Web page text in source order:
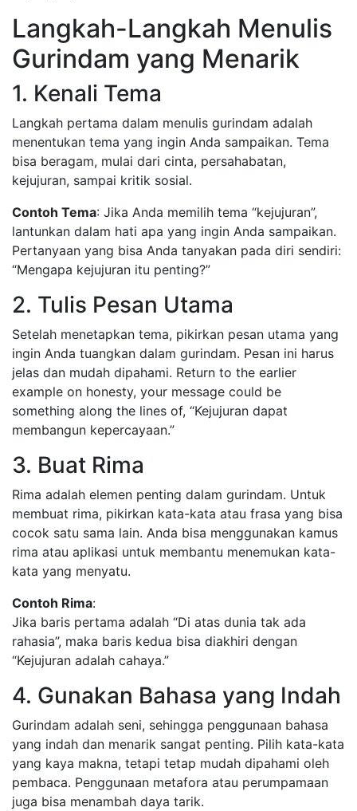
Langkah-Langkah Menulis
Gurindam yang Menarik
1. Kenali Tema
Langkah pertama dalam menulis gurindam adalah
menentukan tema yang ingin Anda sampaikan. Tema
bisa beragam, mulai dari cinta, persahabatan,
kejujuran, sampai kritik sosial.
Contoh Tema: Jika Anda memilih tema “kejujuran”,
lantunkan dalam hati apa yang ingin Anda sampaikan.
Pertanyaan yang bisa Anda tanyakan pada diri sendiri:
“Mengapa kejujuran itu penting?”
2. Tulis Pesan Utama
Setelah menetapkan tema, pikirkan pesan utama yang
ingin Anda tuangkan dalam gurindam. Pesan ini harus
jelas dan mudah dipahami. Return to the earlier
example on honesty, your message could be
something along the lines of, “Kejujuran dapat
membangun kepercayaan.”
3. Buat Rima
Rima adalah elemen penting dalam gurindam. Untuk
membuat rima, pikirkan kata-kata atau frasa yang bisa
cocok satu sama lain. Anda bisa menggunakan kamus
rima atau aplikasi untuk membantu menemukan kata-
kata yang menyatu.
Contoh Rima:
Jika baris pertama adalah “Di atas dunia tak ada
rahasia”, maka baris kedua bisa diakhiri dengan
“Kejujuran adalah cahaya.”
4. Gunakan Bahasa yang Indah
Gurindam adalah seni, sehingga penggunaan bahasa
yang indah dan menarik sangat penting. Pilih kata-kata
yang kaya makna, tetapi tetap mudah dipahami oleh
pembaca. Penggunaan metafora atau perumpamaan
juga bisa menambah daya tarik.